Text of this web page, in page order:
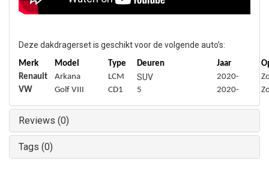
Deze dakdragerset is geschikt voor de volgende auto’s:
Merk Model Type Deuren Jaar
Renault
Arkana LCM SUV 2020-
VW
Golf VIII CD1 5 2020-
Reviews (0)
Tags (0)